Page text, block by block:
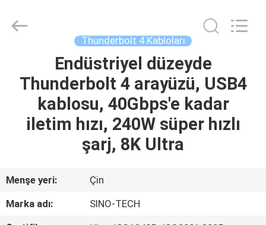
ÜRÜN
BIZIM
HAKKIMIZDA
Technology
Thunderbolt 4 Kabloları
Endüstriyel düzeyde
Thunderbolt 4 arayüzü, USB4
kablosu, 40Gbps'e kadar
iletim hızı, 240W süper hızlı
şarj, 8K Ultra
Menşe yeri:
Çin
Marka adı:
SINO-TECH